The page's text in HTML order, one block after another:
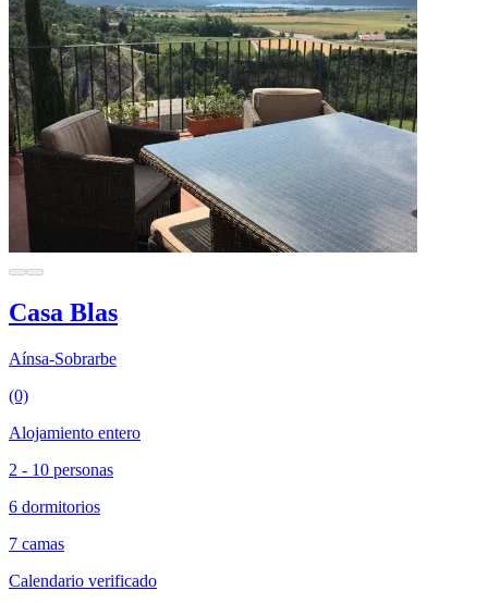
Casa Blas
Aínsa-Sobrarbe
(0)
Alojamiento entero
2 - 10 personas
6 dormitorios
7 camas
Calendario verificado